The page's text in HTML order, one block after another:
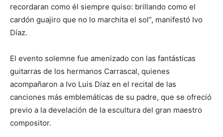
recordaran como él siempre quiso: brillando como el
cardón guajiro que no lo marchita el sol”, manifestó Ivo
Díaz.
El evento solemne fue amenizado con las fantásticas
guitarras de los hermanos Carrascal, quienes
acompañaron a Ivo Luis Díaz en el recital de las
canciones más emblemáticas de su padre, que se ofreció
previo a la develación de la escultura del gran maestro
compositor.